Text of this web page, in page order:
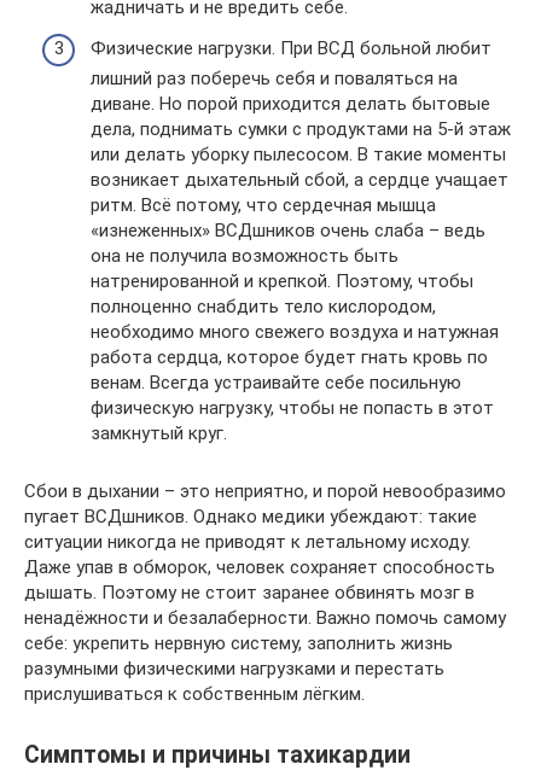
жадничать и не вредить себе.
Физические нагрузки. При ВСД больной любит
лишний раз поберечь себя и поваляться на
диване. Но порой приходится делать бытовые
дела, поднимать сумки с продуктами на 5-й этаж
или делать уборку пылесосом. В такие моменты
возникает дыхательный сбой, а сердце учащает
ритм. Всё потому, что сердечная мышца
«изнеженных» ВСДшников очень слаба – ведь
она не получила возможность быть
натренированной и крепкой. Поэтому, чтобы
полноценно снабдить тело кислородом,
необходимо много свежего воздуха и натужная
работа сердца, которое будет гнать кровь по
венам. Всегда устраивайте себе посильную
физическую нагрузку, чтобы не попасть в этот
замкнутый круг.
Сбои в дыхании – это неприятно, и порой невообразимо
пугает ВСДшников. Однако медики убеждают: такие
ситуации никогда не приводят к летальному исходу.
Даже упав в обморок, человек сохраняет способность
дышать. Поэтому не стоит заранее обвинять мозг в
ненадёжности и безалаберности. Важно помочь самому
себе: укрепить нервную систему, заполнить жизнь
разумными физическими нагрузками и перестать
прислушиваться к собственным лёгким.
Симптомы и причины тахикардии